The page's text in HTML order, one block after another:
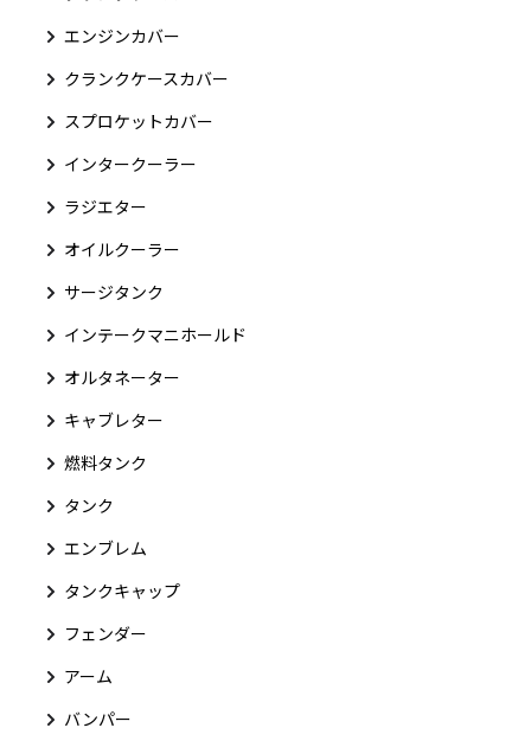
エンジンカバー
クランクケースカバー
スプロケットカバー
インタークーラー
ラジエター
オイルクーラー
サージタンク
インテークマニホールド
オルタネーター
キャブレター
燃料タンク
タンク
エンブレム
タンクキャップ
フェンダー
アーム
バンパー